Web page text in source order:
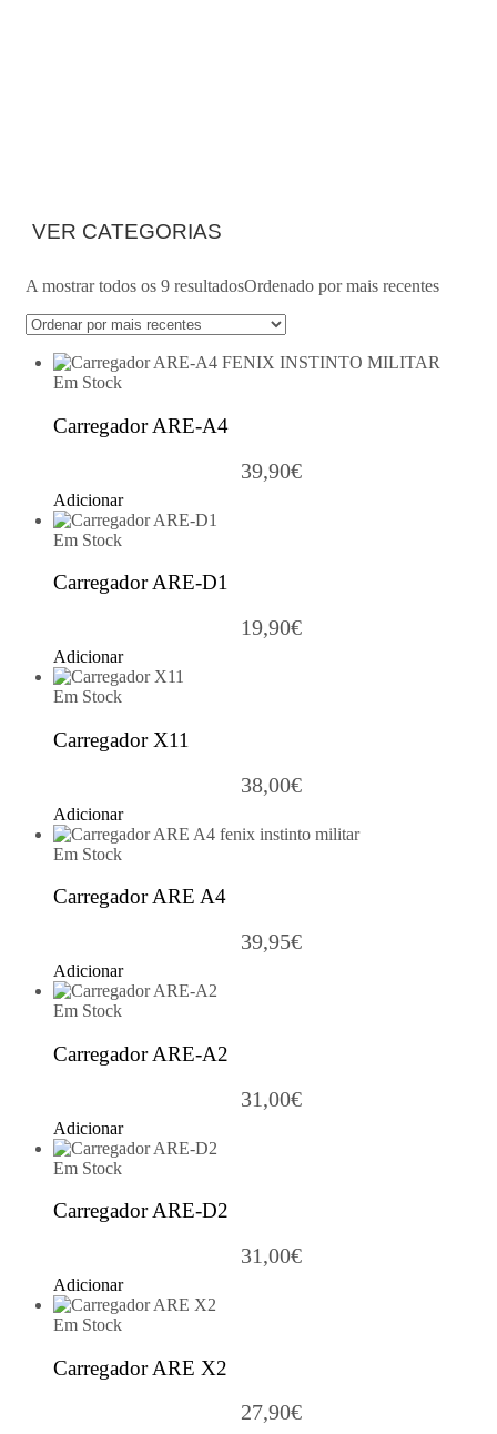
VER CATEGORIAS
A mostrar todos os 9 resultadosOrdenado por mais recentes
Em Stock
Carregador ARE-A4
39,90€
Adicionar
Em Stock
Carregador ARE-D1
19,90€
Adicionar
Em Stock
Carregador X11
38,00€
Adicionar
Em Stock
Carregador ARE A4
39,95€
Adicionar
Em Stock
Carregador ARE-A2
31,00€
Adicionar
Em Stock
Carregador ARE-D2
31,00€
Adicionar
Em Stock
Carregador ARE X2
27,90€